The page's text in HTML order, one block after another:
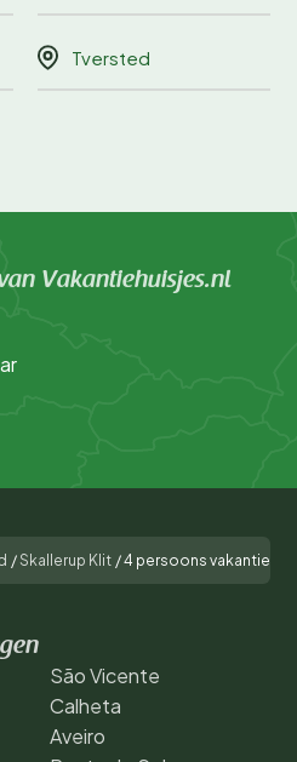
Tversted
Vakantiehuisjes.nl
/Skallerup Klit /4 persoons vakantie
São Vicente
Calheta
Aveiro